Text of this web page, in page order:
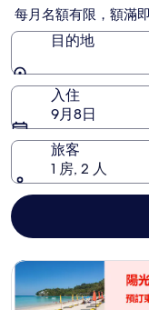
每月名額有限，額滿
目的地
目的地
入住
9月8日
旅客
1 房, 2 人